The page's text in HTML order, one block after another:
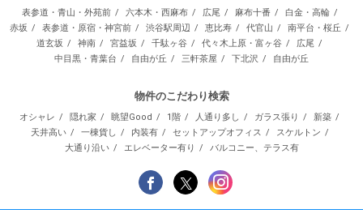
表参道・青山・外苑前 六本木・西麻布 広尾 麻布十番
白金・高輪
赤坂
表参道・原宿・神宮前 渋谷駅周辺 恵比寿 代官山
南平台・桜丘
道玄坂
神南 宮益坂 千駄ヶ谷 代々木上原・富ヶ谷
広尾
中目黒・青葉台
自由が丘 三軒茶屋 下北沢 自由が丘
物件のこだわり検索
オシャレ 隠れ家 眺望Good 1階 人通り多し ガラス張り
新築
天井高い
一棟貨し 内装有 セットアップオフィス
スケルトン
大通り沿い
エレベーター有り バルコニー、テラス有